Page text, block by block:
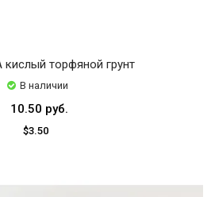
торфяной грунт
В наличии
10.50 руб.
$3.50